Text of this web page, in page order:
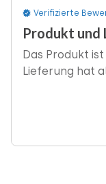
Verifizierte
Produkt und
Das Produkt
Lieferung hat